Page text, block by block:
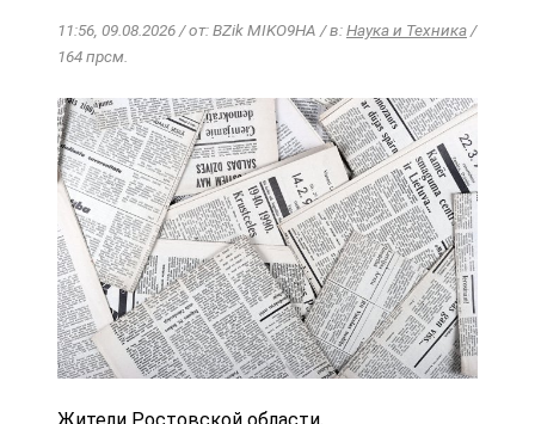
11:56, 09.08.2026 / от: BZik MIKO9HA / в:Наука и Техника/
164 прсм.